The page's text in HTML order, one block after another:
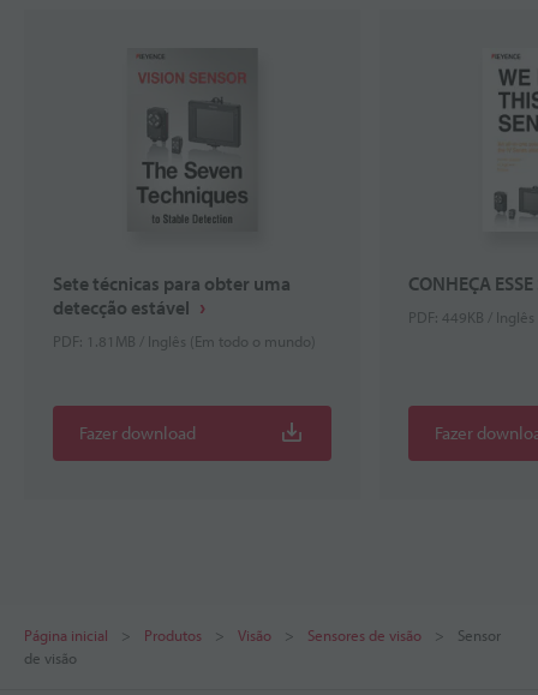
Sete técnicas para obter uma
detecção estável
PDF: 1.81MB / Inglês (Em todo o mundo)
Fazer download
CONHEÇA
PDF: 449KB /
Fazer
Página inicial Produtos Visão Sensores de visão
Sensor
de visão